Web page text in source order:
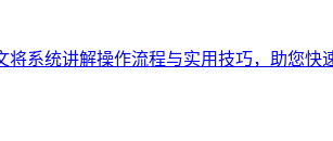
系统讲解操作流程与实用技巧，助您快